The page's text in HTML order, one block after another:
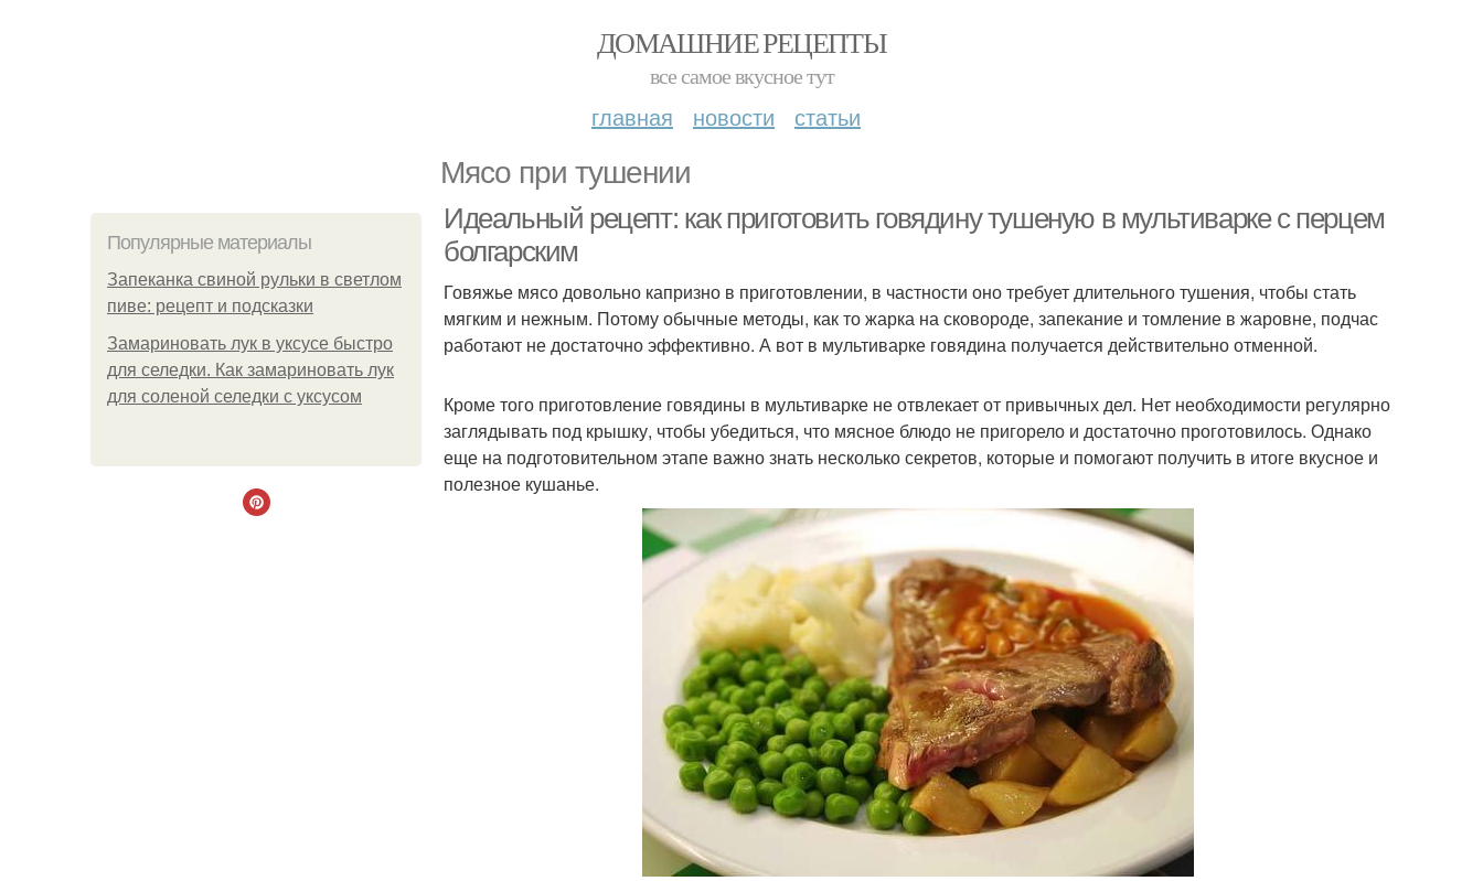
ДОМАШНИЕ РЕЦЕПТЫ
все самое вкусное тут
главная новости статьи
Мясо при тушении
Популярные материалы
Запеканка свиной рульки в светлом
пиве: рецепт и подсказки
Замариновать лук в уксусе быстро
для селедки. Как замариновать лук
для соленой селедки с уксусом
Идеальный рецепт: как приготовить говядину тушеную в мультиварке с перцем
болгарским
Говяжье мясо довольно капризно в приготовлении, в частности оно требует длительного тушения, чтобы стать
мягким и нежным. Потому обычные методы, как то жарка на сковороде, запекание и томление в жаровне, подчас
работают не достаточно эффективно. А вот в мультиварке говядина получается действительно отменной.
Кроме того приготовление говядины в мультиварке не отвлекает от привычных дел. Нет необходимости регулярно
заглядывать под крышку, чтобы убедиться, что мясное блюдо не пригорело и достаточно проготовилось. Однако
еще на подготовительном этапе важно знать несколько секретов, которые и помогают получить в итоге вкусное и
полезное кушанье.